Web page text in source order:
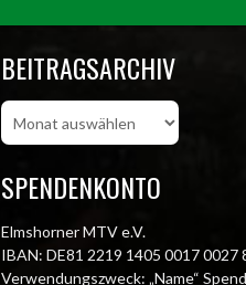
BEITRAGSARCHIV
Beitragsarchiv
SPENDENKONTO
Elmshorner MTV e.V.
IBAN: DE81 2219 1405 0017 0027
Verwendungszweck: „Name“